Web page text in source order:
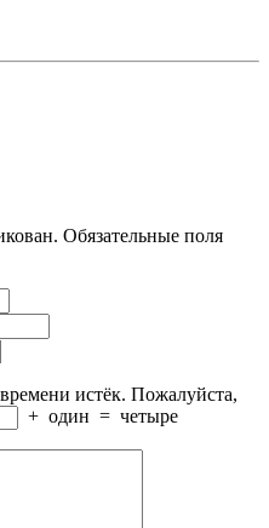
Обязательные поля
истёк. Пожалуйста,
+ один = четыре